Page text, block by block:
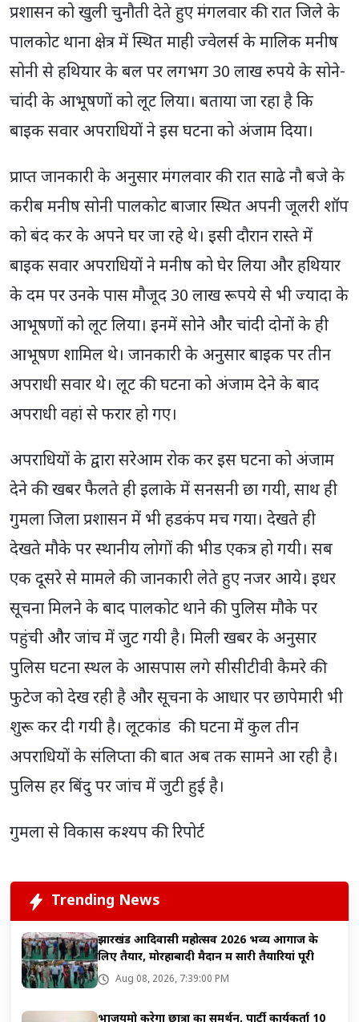
प्रशासन को खुली चुनौती देते हुए मंगलवार की रात जिले के
पालकोट थाना क्षेत्र में स्थित माही ज्वेलर्स के मालिक मनीष
सोनी से हथियार के बल पर लगभग 30 लाख रुपये के सोने-
चांदी के आभूषणों को लूट लिया। बताया जा रहा है कि
बाइक सवार अपराधियों ने इस घटना को अंजाम दिया।
प्राप्त जानकारी के अनुसार मंगलवार की रात साढे नौ बजे के
करीब मनीष सोनी पालकोट बाजार स्थित अपनी जूलरी शॉप
को बंद कर के अपने घर जा रहे थे। इसी दौरान रास्ते में
बाइक सवार अपराधियों ने मनीष को घेर लिया और हथियार
के दम पर उनके पास मौजूद 30 लाख रूपये से भी ज्यादा के
आभूषणों को लूट लिया। इनमें सोने और चांदी दोनों के ही
आभूषण शामिल थे। जानकारी के अनुसार बाइक पर तीन
अपराधी सवार थे। लूट की घटना को अंजाम देने के बाद
अपराधी वहां से फरार हो गए।
अपराधियों के द्वारा सरेआम रोक कर इस घटना को अंजाम
देने की खबर फैलते ही इलाके में सनसनी छा गयी, साथ ही
गुमला जिला प्रशासन में भी हडकंप मच गया। देखते ही
देखते मौके पर स्थानीय लोगों की भीड एकत्र हो गयी। सब
एक दूसरे से मामले की जानकारी लेते हुए नजर आये। इधर
सूचना मिलने के बाद पालकोट थाने की पुलिस मौके पर
पहुंची और जांच में जुट गयी है। मिली खबर के अनुसार
पुलिस घटना स्थल के आसपास लगे सीसीटीवी कैमरे की
फुटेज को देख रही है और सूचना के आधार पर छापेमारी भी
शुरू कर दी गयी है। लूटकांड की घटना में कुल तीन
अपराधियों के संलिप्ता की बात अब तक सामने आ रही है।
पुलिस हर बिंदु पर जांच में जुटी हुई है।
गुमला से विकास कश्यप की रिपोर्ट
Trending News
झारखंड आदिवासी महोत्सव 2026 भव्य आगाज के
लिए तैयार, मोरहाबादी मैदान में सारी तैयारियां पूरी
Aug 08, 2026, 7:39:00 PM